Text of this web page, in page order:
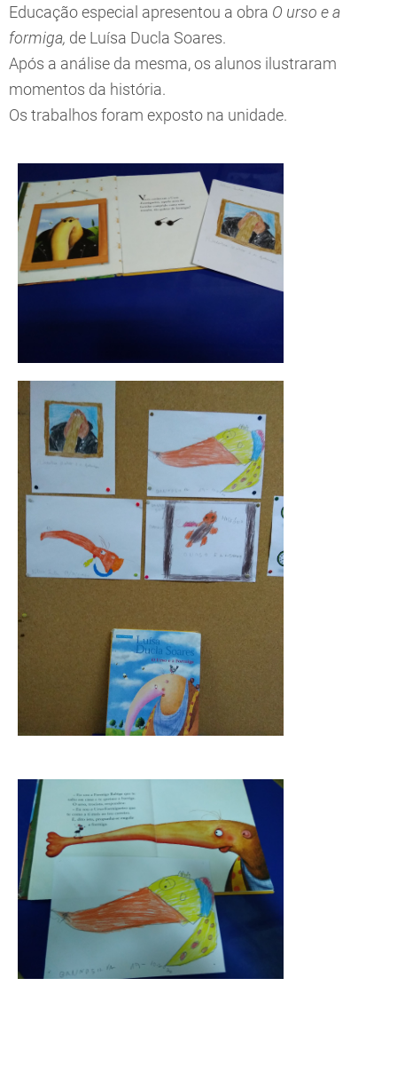
Educação especial apresentou a obra O urso e a
formiga, de Luísa Ducla Soares.
Após a análise da mesma, os alunos ilustraram
momentos da história.
Os trabalhos foram exposto na unidade.